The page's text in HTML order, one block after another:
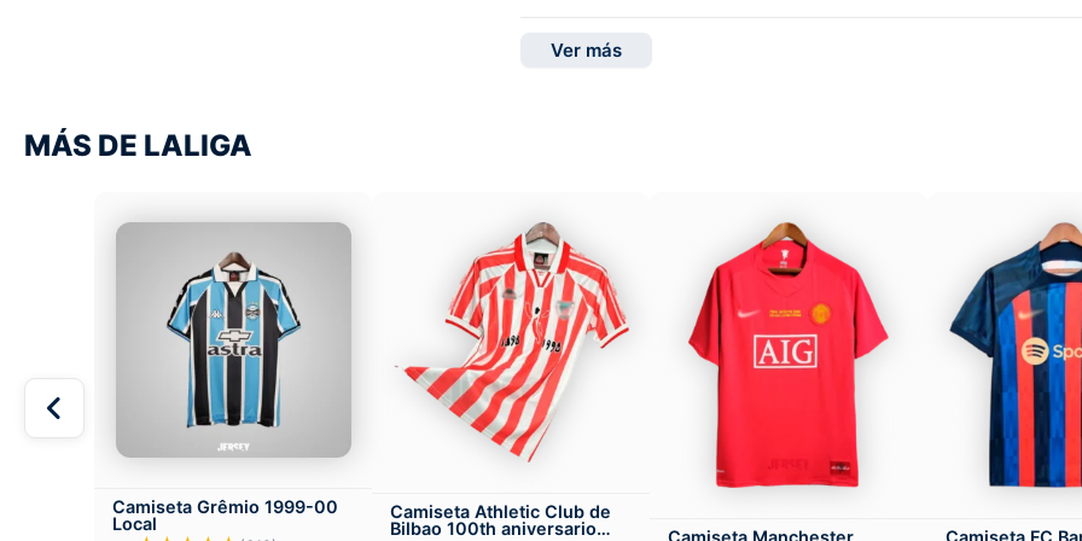
Ver más
MÁS DE LALIGA
Camiseta Grêmio 1999-00
Local
Camiseta Athletic Club de
Bilbao 100th aniversario